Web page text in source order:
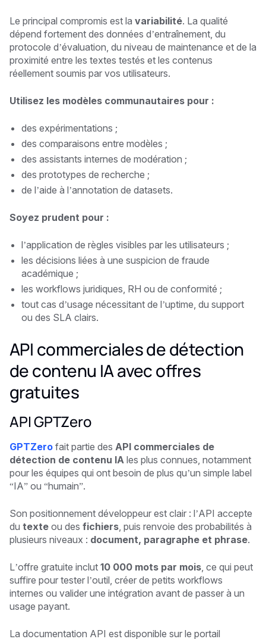
Le principal compromis est la variabilité. La qualité
dépend fortement des données d’entraînement, du
protocole d’évaluation, du niveau de maintenance et de la
proximité entre les textes testés et les contenus
réellement soumis par vos utilisateurs.
Utilisez les modèles communautaires pour :
des expérimentations ;
des comparaisons entre modèles ;
des assistants internes de modération ;
des prototypes de recherche ;
de l’aide à l’annotation de datasets.
Soyez prudent pour :
l’application de règles visibles par les utilisateurs ;
les décisions liées à une suspicion de fraude
académique ;
les workflows juridiques, RH ou de conformité ;
tout cas d’usage nécessitant de l’uptime, du support
ou des SLA clairs.
API commerciales de détection
de contenu IA avec offres
gratuites
API GPTZero
GPTZero fait partie des API commerciales de
détection de contenu IA les plus connues, notamment
pour les équipes qui ont besoin de plus qu’un simple label
“IA” ou “humain”.
Son positionnement développeur est clair : l’API accepte
du texte ou des fichiers , puis renvoie des probabilités à
plusieurs niveaux : document, paragraphe et phrase.
L’offre gratuite inclut 10 000 mots par mois , ce qui peut
suffire pour tester l’outil, créer de petits workflows
internes ou valider une intégration avant de passer à un
usage payant.
La documentation API est disponible sur le portail